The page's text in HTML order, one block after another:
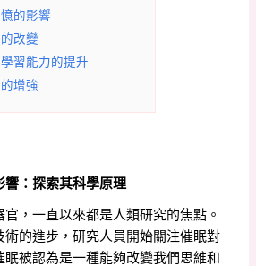
的影響
改變
習能力的提升
增強
響：探索其科學原理
，一直以來都是人類研究的焦點。
術的進步，研究人員開始關注催眠對
眠被認為是一種能夠改變我們思維和